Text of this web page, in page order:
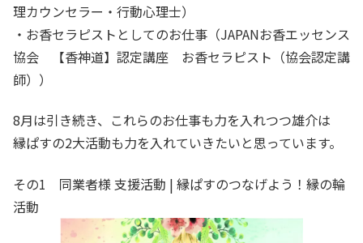
理カウンセラー・行動心理士）
・お香セラピストとしてのお仕事（JAPANお香エッセンス
協会 【香神道】認定講座 お香セラピスト（協会認定講
師））
8月は引き続き、これらのお仕事も力を入れつつ雄介は
縁ぱすの2大活動も力を入れていきたいと思っています。
その1 同業者様 支援活動 | 縁ぱすのつなげよう！縁の輪
活動